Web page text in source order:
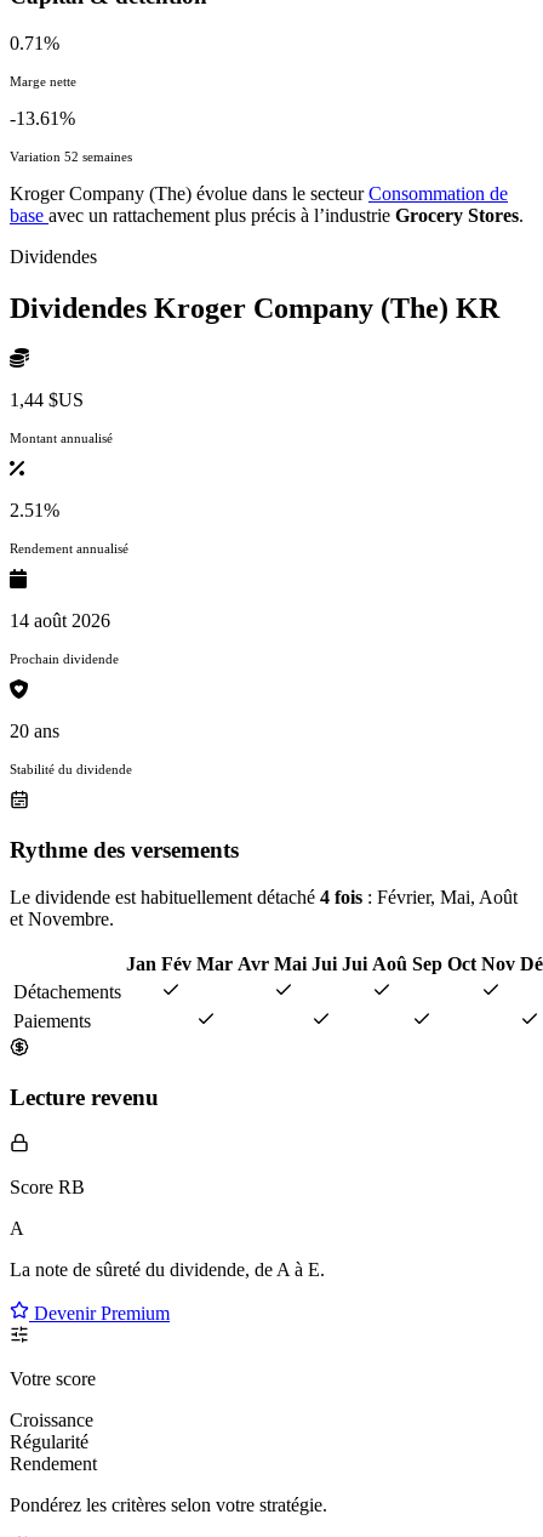
0.71%
Marge nette
-13.61%
Variation 52 semaines
Kroger Company (The) évolue dans le secteurConsommation de
base avec un rattachement plus précis à l’industrie Grocery Stores.
Dividendes
Dividendes Kroger Company (The) KR
1,44 $US
Montant annualisé
2.51%
Rendement annualisé
14 août 2026
Prochain dividende
20 ans
Stabilité du dividende
Rythme des versements
Le dividende est habituellement détaché 4 fois : Février, Mai, Août
et Novembre.
Jan Fév Mar Avr Mai Jui Jui Aoû Sep Oct Nov
Détachements
Paiements
Lecture revenu
Score RB
A
La note de sûreté du dividende, de A à E.
Devenir Premium
Votre score
Croissance
Régularité
Rendement
Pondérez les critères selon votre stratégie.